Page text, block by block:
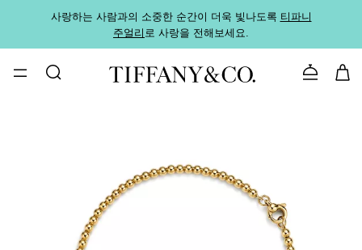
사랑하는 사람과의 소중한 순간이 더욱 빛나도록 티파니
주얼리로 사랑을 전해보세요.
문의하기